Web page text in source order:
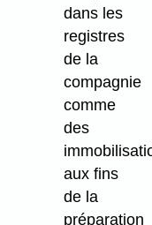
dans les
registres
de la
compagnie
comme
des
aux fins
de la
préparation